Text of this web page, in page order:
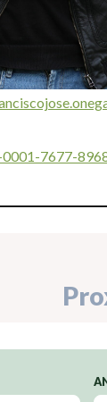
7677-